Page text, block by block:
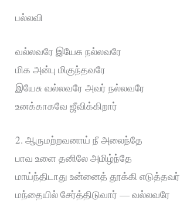
பல்லவி
வல்லவரே இயேசு நல்லவரே
மிக அன்பு மிகுந்தவரே
இயேசு வல்லவரே அவர்‌ நல்லவரே
உனக்காகவே ஜீவிக்கிறார்‌
2. ஆருமற்றவனாய்‌ நீ அலைந்தே
பாவ உளை தனிலே அமிழ்ந்தே
மாய்ந்திடாது உன்னைத்‌ தூக்கி எடுத்தவர்‌
மந்தையில்‌ சேர்த்திடுவார்‌ — வல்லவரே